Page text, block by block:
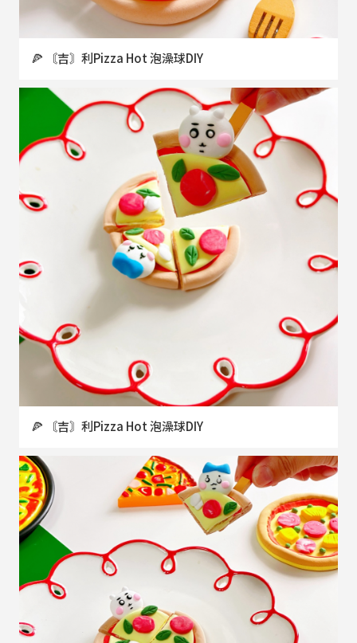
🍕 〘吉〙利Pizza Hot 泡澡球DIY
🍕 〘吉〙利Pizza Hot 泡澡球DIY